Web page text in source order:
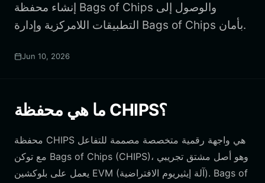
Español
Português (Brasil)
إنشاء محفظة Bags of Chips والوصول إلى
التطبيقات اللامركزية وإدارة Bags of Chips بأمان.
Jun 10, 2026
ما هي محفظة CHIPS؟
محفظة CHIPS هي واجهة رقمية متخصصة مصممة للتفاعل
مع توكن Bags of Chips (CHIPS)، وهو أصل مشتق تجريبي
يعمل على بلوكشين EVM (آلة إيثيريوم الافتراضية). Bags of